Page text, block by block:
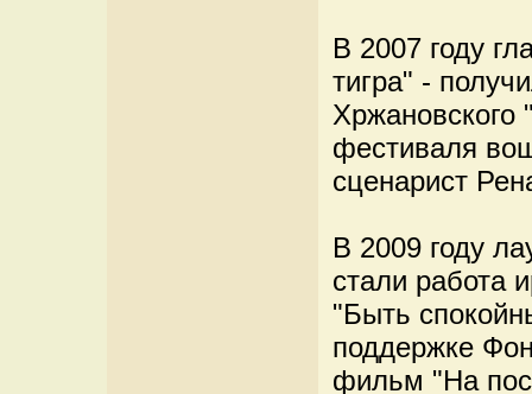
В 2007 году
тигра" -
Хржановского
фестиваля
сценарист
В 2009 году
стали работа
"Быть
поддержке
фильм "На